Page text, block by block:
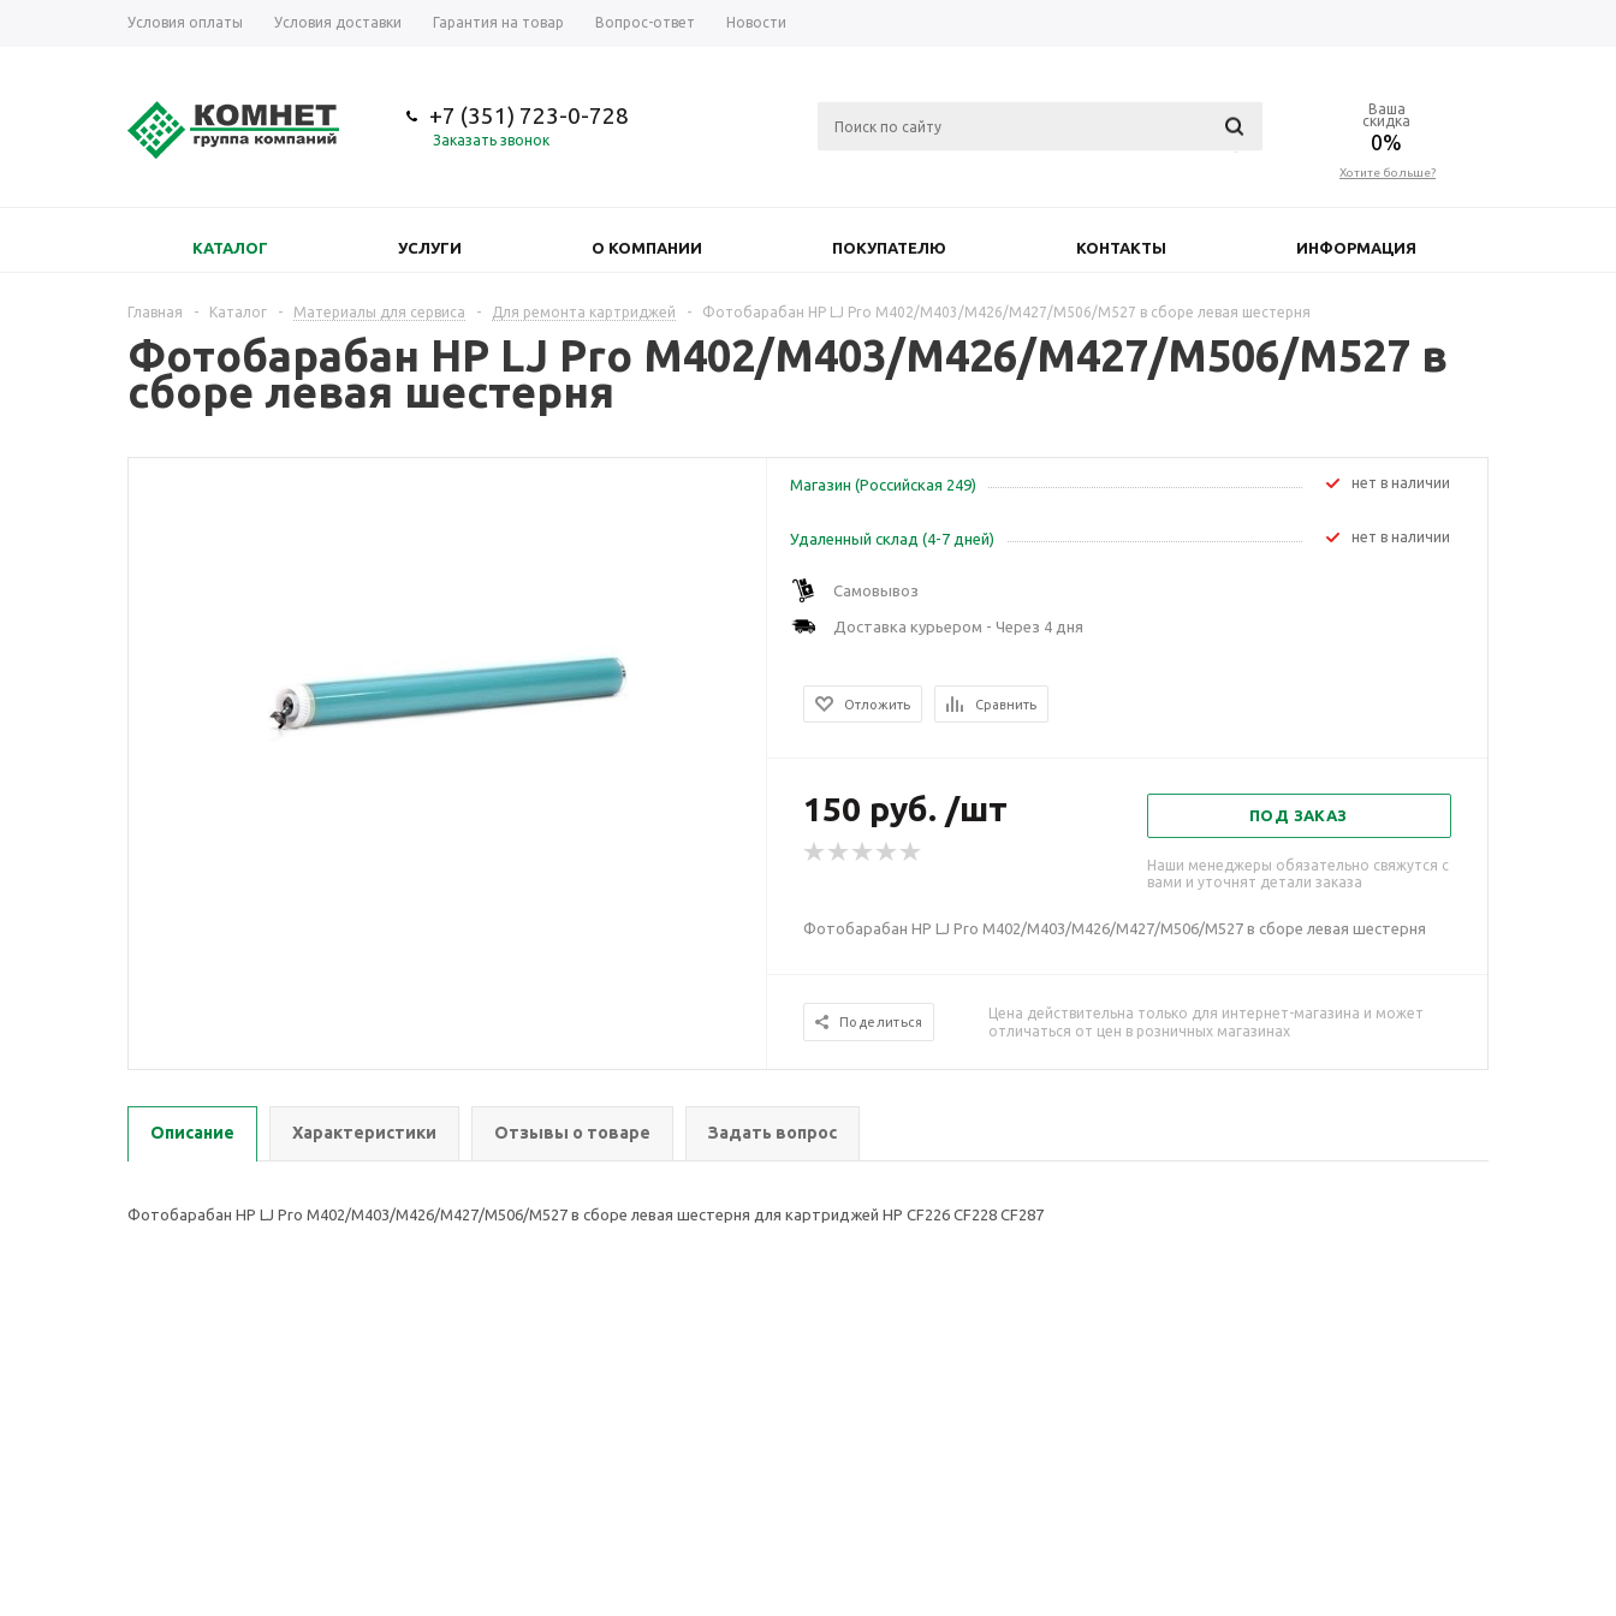
Условия оплаты Условия доставки Гарантия на товар Вопрос-ответ Новости
+7 (351) 723-0-728
Заказать звонок
Ваша
скидка
0%
Хотите больше?
КАТАЛОГ УСЛУГИ О КОМПАНИИ ПОКУПАТЕЛЮ КОНТАКТЫ ИНФОРМАЦИЯ
Главная - Каталог - Материалы для сервиса - Для ремонта картриджей - Фотобарабан HP LJ Pro M402/M403/M426/M427/M506/M527 в сборе левая шестерня
Фотобарабан HP LJ Pro M402/M403/M426/M427/M506/M527 в
сборе левая шестерня
Магазин (Российская 249) Нет в наличии
Удаленный склад (4-7 дней) Нет в наличии
Самовывоз
Доставка курьером - Через 4 дня
Отложить Сравнить
150 руб. /шт ПОД ЗАКАЗ
Наши менеджеры обязательно свяжутся с
вами и уточнят детали заказа
Фотобарабан HP LJ Pro M402/M403/M426/M427/M506/M527 в сборе левая шестерня
Поделиться
Цена действительна только для интернет-магазина и может
отличаться от цен в розничных магазинах
Описание Характеристики Отзывы о товаре Задать вопрос
Фотобарабан HP LJ Pro M402/M403/M426/M427/M506/M527 в сборе левая шестерня для картриджей HP CF226 CF228 CF287